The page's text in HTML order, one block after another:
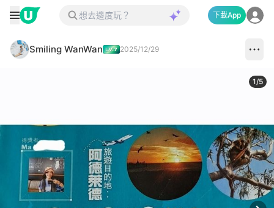
下載App
Smiling WanWan 2025/12/29
1/5